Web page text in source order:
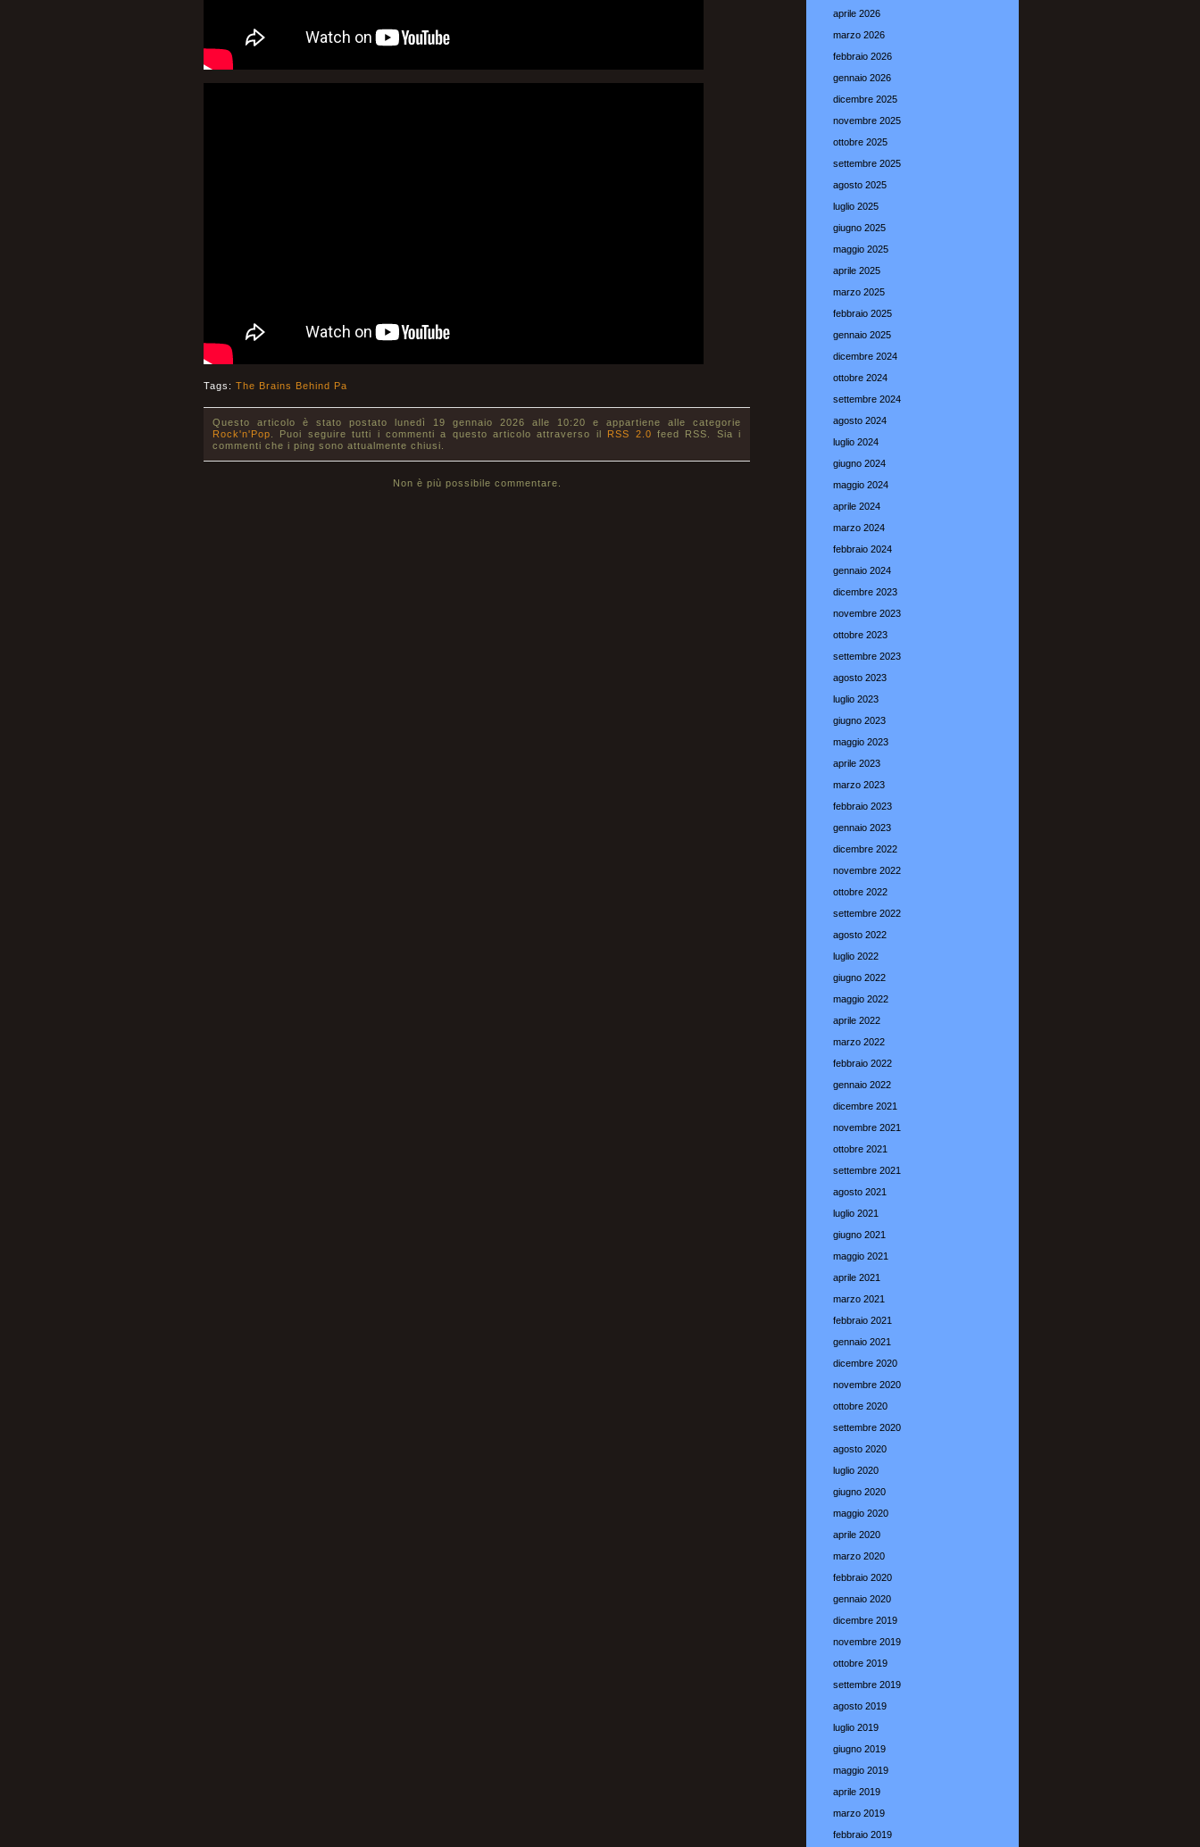
Tags: The Brains Behind Pa
Questo articolo è stato postato lunedì 19 gennaio 2026 alle 10:20 e appartiene alle categorie
Rock'n'Pop . Puoi seguire tutti i commenti a questo articolo attraverso il RSS 2.0 feed RSS. Sia i
commenti che i ping sono attualmente chiusi.
Non è più possibile commentare.
aprile 2026
marzo 2026
febbraio 2026
gennaio 2026
dicembre 2025
novembre 2025
ottobre 2025
settembre 2025
agosto 2025
luglio 2025
giugno 2025
maggio 2025
aprile 2025
marzo 2025
febbraio 2025
gennaio 2025
dicembre 2024
ottobre 2024
settembre 2024
agosto 2024
luglio 2024
giugno 2024
maggio 2024
aprile 2024
marzo 2024
febbraio 2024
gennaio 2024
dicembre 2023
novembre 2023
ottobre 2023
settembre 2023
agosto 2023
luglio 2023
giugno 2023
maggio 2023
aprile 2023
marzo 2023
febbraio 2023
gennaio 2023
dicembre 2022
novembre 2022
ottobre 2022
settembre 2022
agosto 2022
luglio 2022
giugno 2022
maggio 2022
aprile 2022
marzo 2022
febbraio 2022
gennaio 2022
dicembre 2021
novembre 2021
ottobre 2021
settembre 2021
agosto 2021
luglio 2021
giugno 2021
maggio 2021
aprile 2021
marzo 2021
febbraio 2021
gennaio 2021
dicembre 2020
novembre 2020
ottobre 2020
settembre 2020
agosto 2020
luglio 2020
giugno 2020
maggio 2020
aprile 2020
marzo 2020
febbraio 2020
gennaio 2020
dicembre 2019
novembre 2019
ottobre 2019
settembre 2019
agosto 2019
luglio 2019
giugno 2019
maggio 2019
aprile 2019
marzo 2019
febbraio 2019